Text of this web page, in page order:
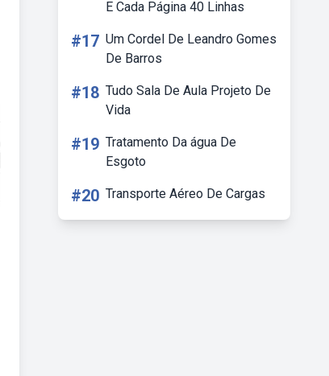
E Cada Página 40 Linhas
#17 Um Cordel De Leandro Gomes
De Barros
#18 Tudo Sala De Aula Projeto De
Vida
#19 Tratamento Da água De
Esgoto
#20 Transporte Aéreo De Cargas